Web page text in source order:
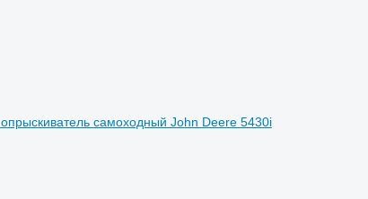
опрыскиватель самоходный John Deere 5430i